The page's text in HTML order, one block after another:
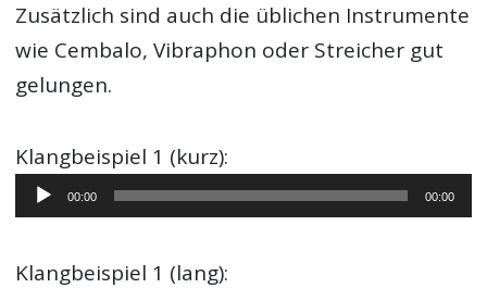
Zusätzlich sind auch die üblichen Instrumente
wie Cembalo, Vibraphon oder Streicher gut
gelungen.
Klangbeispiel 1 (kurz):
Audio-
Player
00:00 00:00
Klangbeispiel 1 (lang):